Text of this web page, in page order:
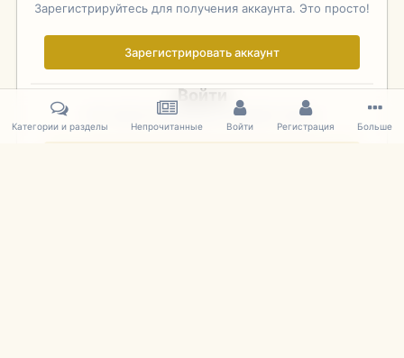
Зарегистрируйтесь для получения аккаунта. Это просто!
Зарегистрировать аккаунт
Войти
Уже зарегистрированы? Войдите здесь.
Категории и разделы Непрочитанные Войти Регистрация Больше